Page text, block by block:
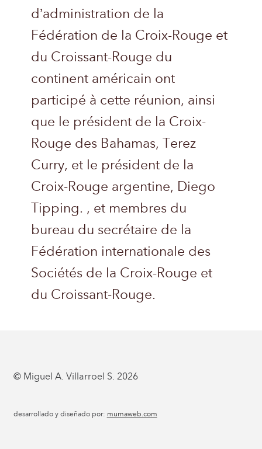
d’administration de la
Fédération de la Croix-Rouge et
du Croissant-Rouge du
continent américain ont
participé à cette réunion, ainsi
que le président de la Croix-
Rouge des Bahamas, Terez
Curry, et le président de la
Croix-Rouge argentine, Diego
Tipping. , et membres du
bureau du secrétaire de la
Fédération internationale des
Sociétés de la Croix-Rouge et
du Croissant-Rouge.
© Miguel A. Villarroel S. 2026
desarrollado y diseñado por: mumaweb.com